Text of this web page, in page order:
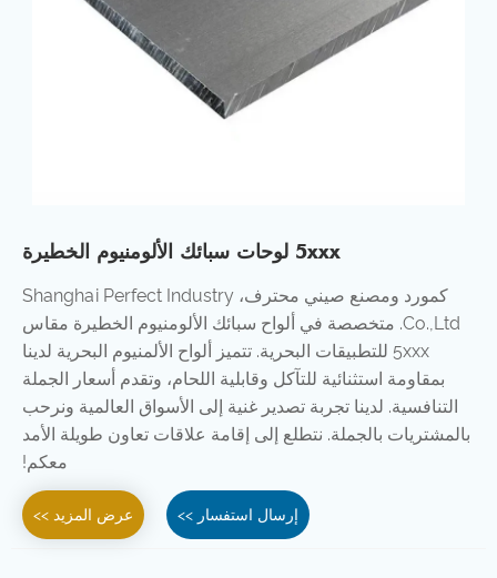
5xxx لوحات سبائك الألومنيوم الخطيرة
كمورد ومصنع صيني محترف، Shanghai Perfect Industry
Co.,Ltd. متخصصة في ألواح سبائك الألومنيوم الخطيرة مقاس
5xxx للتطبيقات البحرية. تتميز ألواح الألمنيوم البحرية لدينا
بمقاومة استثنائية للتآكل وقابلية اللحام، وتقدم أسعار الجملة
التنافسية. لدينا تجربة تصدير غنية إلى الأسواق العالمية ونرحب
بالمشتريات بالجملة. نتطلع إلى إقامة علاقات تعاون طويلة الأمد
معكم!
عرض المزيد >> إرسال استفسار >>